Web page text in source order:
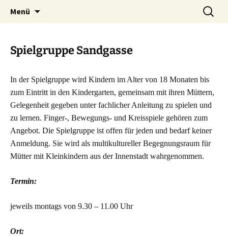
Kinderschutzbund Offenbach
am Main e.V.
Menü
Suche
nach:
Spielgruppe Sandgasse
In der Spielgruppe wird Kindern im Alter von 18 Monaten bis
zum Eintritt in den Kindergarten, gemeinsam mit ihren Müttern,
Gelegenheit gegeben unter fachlicher Anleitung zu spielen und
zu lernen. Finger-, Bewegungs- und Kreisspiele gehören zum
Angebot. Die Spielgruppe ist offen für jeden und bedarf keiner
Anmeldung. Sie wird als multikultureller Begegnungsraum für
Mütter mit Kleinkindern aus der Innenstadt wahrgenommen.
Termin:
jeweils montags von 9.30 – 11.00 Uhr
Ort: